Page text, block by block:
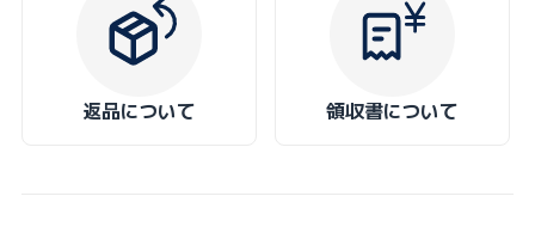
返品について 領収書について